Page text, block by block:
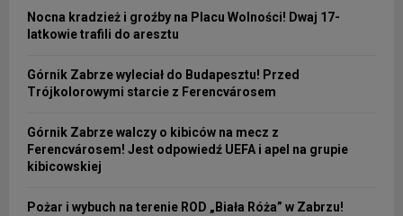
Nocna kradzież i groźby na Placu Wolności! Dwaj 17-
latkowie trafili do aresztu
Górnik Zabrze wyleciał do Budapesztu! Przed
Trójkolorowymi starcie z Ferencvárosem
Górnik Zabrze walczy o kibiców na mecz z
Ferencvárosem! Jest odpowiedź UEFA i apel na grupie
kibicowskiej
Pożar i wybuch na terenie ROD „Biała Róża” w Zabrzu!